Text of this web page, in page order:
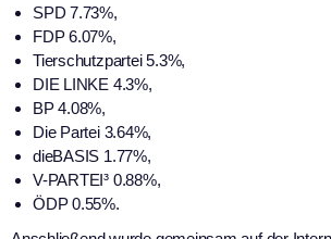
SPD 7.73%,
FDP 6.07%,
Tierschutzpartei 5.3%,
DIE LINKE 4.3%,
BP 4.08%,
Die Partei 3.64%,
dieBASIS 1.77%,
V-PARTEI³ 0.88%,
ÖDP 0.55%.